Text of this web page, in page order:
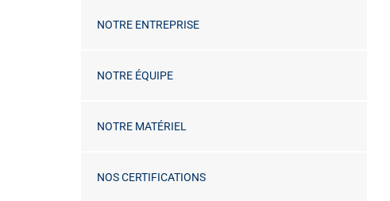
NOTRE ENTREPRISE
NOTRE ÉQUIPE
NOTRE MATÉRIEL
NOS CERTIFICATIONS